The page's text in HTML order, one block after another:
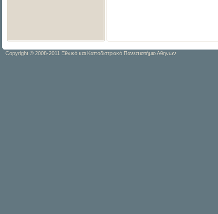
Copyright © 2008-2011 Εθνικό και Καποδιστριακό Πανεπιστήμιο Αθηνών